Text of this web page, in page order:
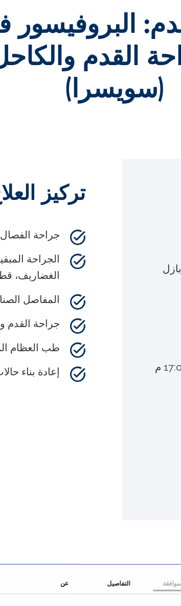
التفاصيل عن
البروفيسور
القدم
(سويسرا)
تركيز
جراحة
الجراحة
الغضاريف،
المفاصل
جراحة القدم
طب العظام
إعادة بناء